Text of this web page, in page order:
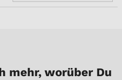
mehr, worüber Du